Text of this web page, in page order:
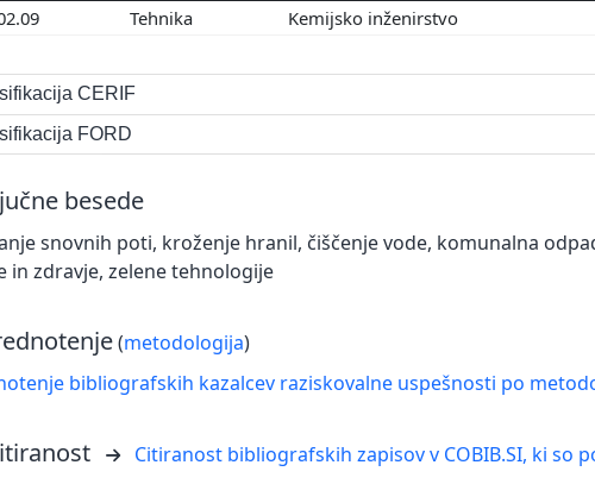
Tehnika Kemijsko inženirstvo
CERIF
FORD
besede
snovnih poti, kroženje hranil, čiščenje vode, komunalna
in zdravje, zelene tehnologije
(metodologija)
bibliografskih kazalcev raziskovalne uspešnosti po
Citiranost bibliografskih zapisov v COBIB.SI, ki so